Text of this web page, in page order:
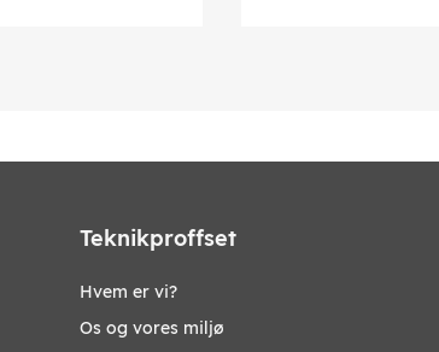
Teknikproffset
Hvem er vi?
Os og vores miljø